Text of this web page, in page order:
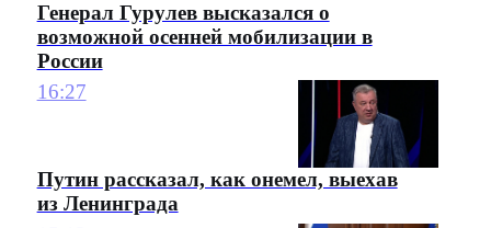
Генерал Гурулев высказался о
возможной осенней мобилизации в
России
16:27
Путин рассказал, как онемел, выехав
из Ленинграда